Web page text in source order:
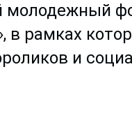
молодежный
в рамках
и